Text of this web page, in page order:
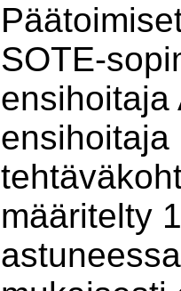
SOTE-
ensihoitaja
ensihoitaja
määritelty